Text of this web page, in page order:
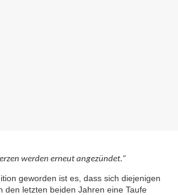
werden erneut angezündet.“
geworden ist es, dass sich diejenigen
den letzten beiden Jahren eine Taufe